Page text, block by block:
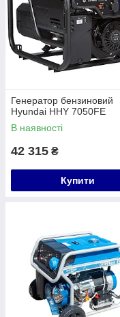
Генератор бензиновий
Hyundai HHY 7050FE
В наявності
42 315 ₴
Купити